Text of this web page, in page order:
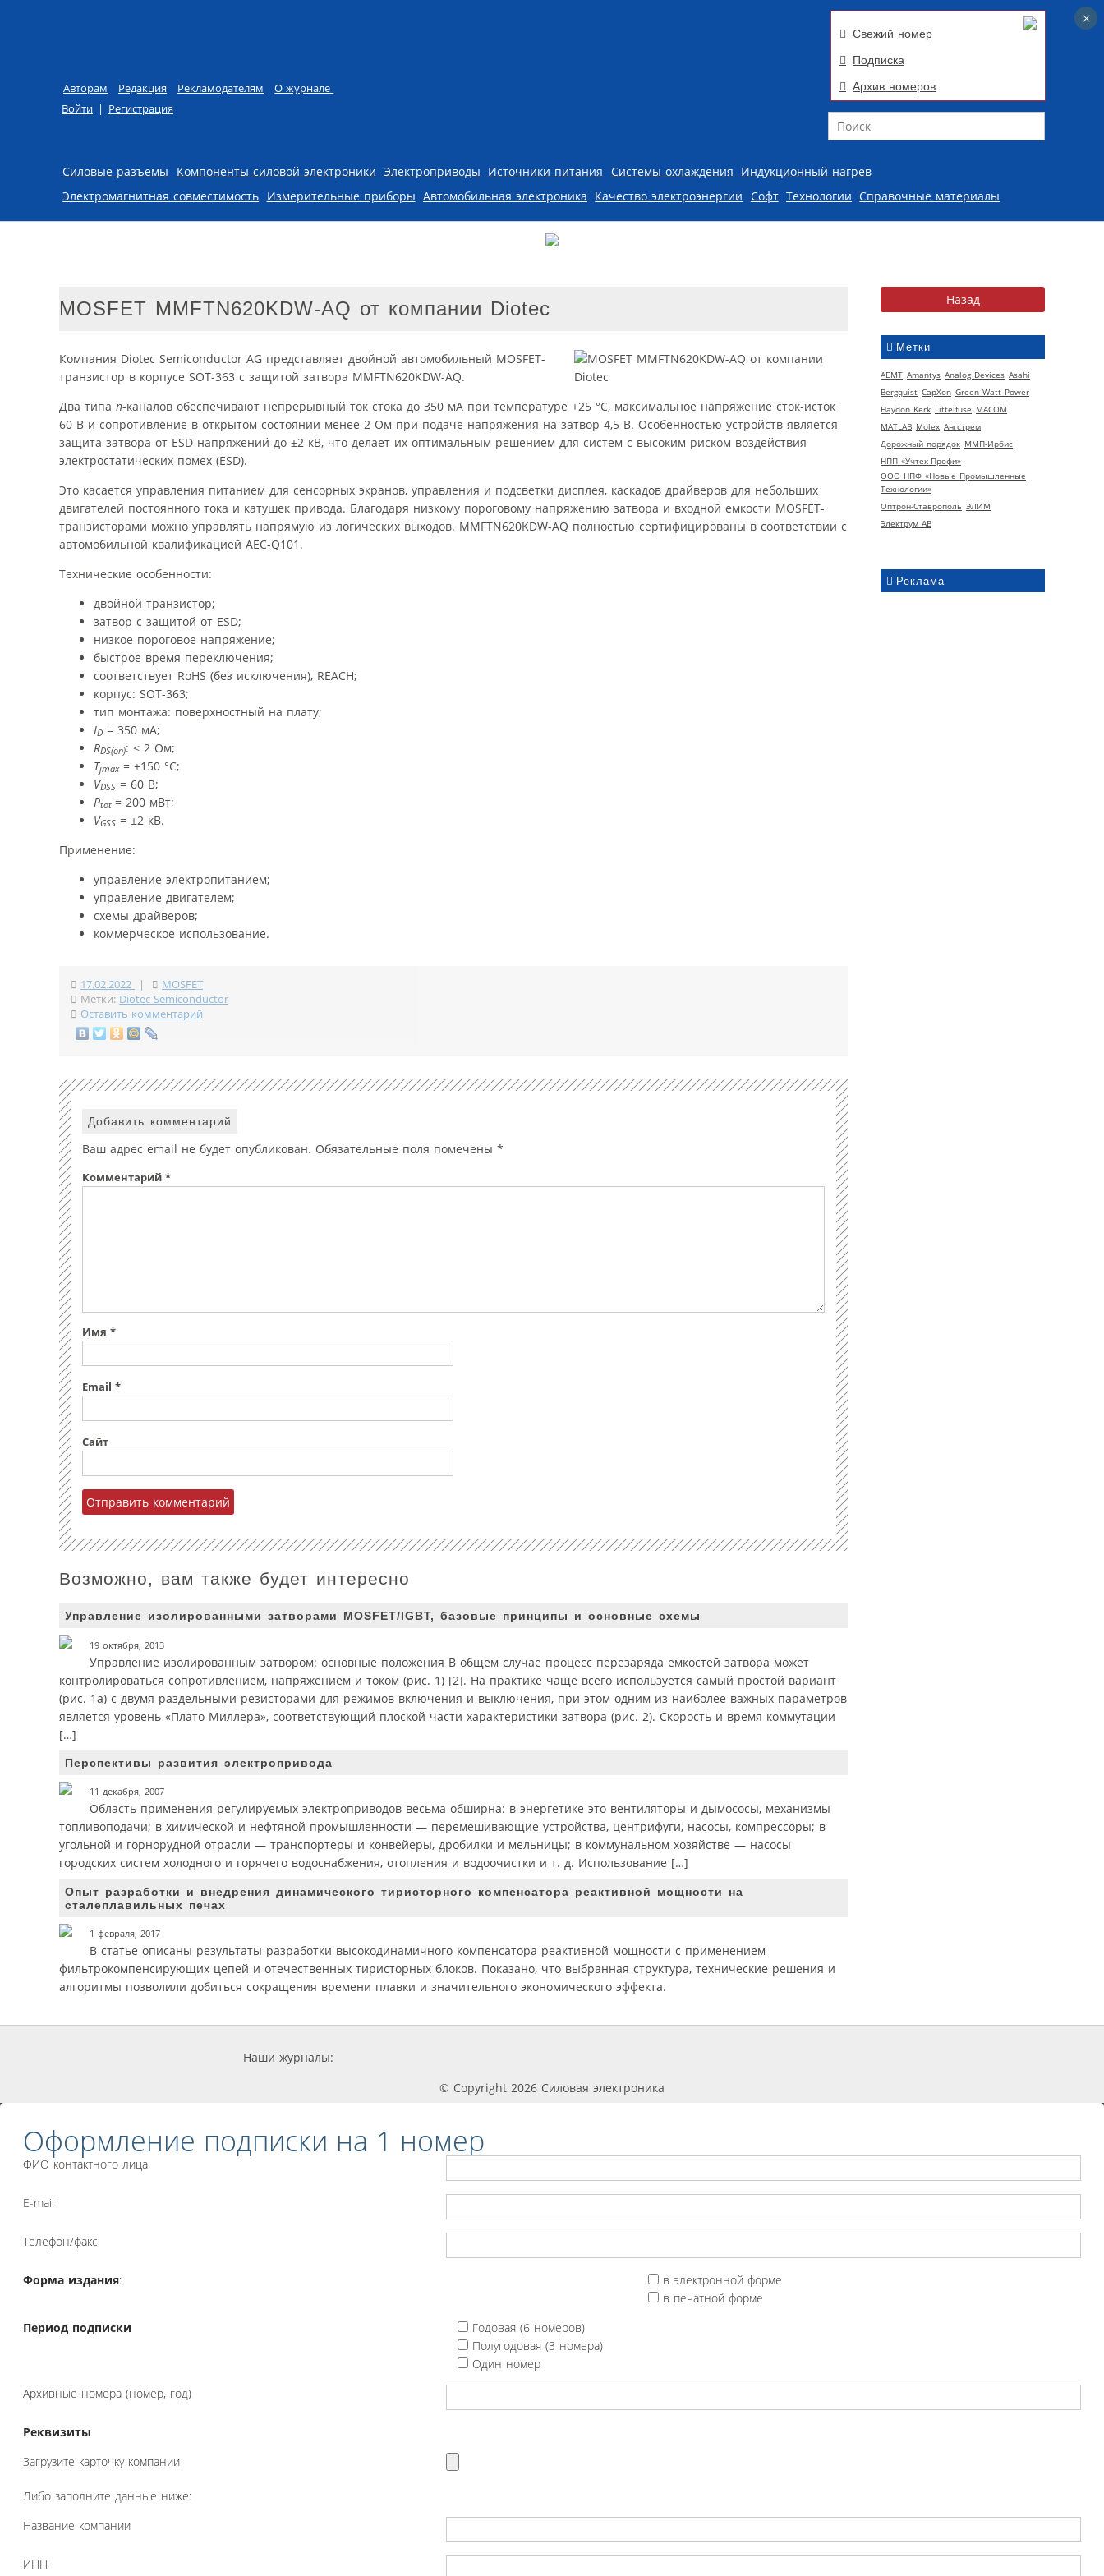
Авторам Редакция Рекламодателям
О журнале
Войти | Регистрация
Свежий номер
Подписка
Архив номеров
Поиск
Skip to content
Силовые разъемы Компоненты силовой электроники Электроприводы Источники питания Системы охлаждения Индукционный нагрев
Электромагнитная совместимость Измерительные приборы Автомобильная электроника Качество электроэнергии Софт Технологии Справочные материалы
Метки
AEMT Amantys Analog Devices Asahi
Bergquist CapXon Green Watt Power
Haydon Kerk Littelfuse MACOM
MATLAB Molex Ангстрем
Дорожный порядок ММП-Ирбис
НПП «Учтех-Профи»
ООО НПФ «Новые Промышленные
Технологии»
Оптрон-Ставрополь ЭЛИМ
Электрум АВ
Реклама
MOSFET MMFTN620KDW-AQ от компании Diotec
Компания Diotec Semiconductor AG представляет двойной автомобильный MOSFET-
транзистор в корпусе SOT-363 с защитой затвора MMFTN620KDW-AQ.
Два типа n-каналов обеспечивают непрерывный ток стока до 350 мА при температуре +25 °C, максимальное напряжение сток-исток
60 В и сопротивление в открытом состоянии менее 2 Ом при подаче напряжения на затвор 4,5 В. Особенностью устройств является
защита затвора от ESD-напряжений до ±2 кВ, что делает их оптимальным решением для систем с высоким риском воздействия
электростатических помех (ESD).
Это касается управления питанием для сенсорных экранов, управления и подсветки дисплея, каскадов драйверов для небольших
двигателей постоянного тока и катушек привода. Благодаря низкому пороговому напряжению затвора и входной емкости MOSFET-
транзисторами можно управлять напрямую из логических выходов. MMFTN620KDW-AQ полностью сертифицированы в соответствии с
автомобильной квалификацией AEC-Q101.
Технические особенности:
двойной транзистор;
затвор с защитой от ESD;
низкое пороговое напряжение;
быстрое время переключения;
соответствует RoHS (без исключения), REACH;
корпус: SOT-363;
тип монтажа: поверхностный на плату;
ID = 350 мА;
RDS(on): < 2 Ом;
Tjmax= +150 °С;
VDSS = 60 В;
Ptot = 200 мВт;
VGSS = ±2 кВ.
Применение:
управление электропитанием;
управление двигателем;
схемы драйверов;
коммерческое использование.
17.02.2022 |
MOSFET
Метки: Diotec Semiconductor
Оставить комментарий
Добавить комментарий
Ваш адрес email не будет опубликован. Обязательные поля помечены *
Комментарий *
Имя *
Email *
Сайт
Возможно, вам также будет интересно
Управление изолированными затворами MOSFET/IGBT, базовые принципы и основные схемы
19 октября, 2013
Управление изолированным затвором: основные положения В общем случае процесс перезаряда емкостей затвора может
контролироваться сопротивлением, напряжением и током (рис. 1) [2]. На практике чаще всего используется самый простой вариант
(рис. 1а) с двумя раздельными резисторами для режимов включения и выключения, при этом одним из наиболее важных параметров
является уровень «Плато Миллера», соответствующий плоской части характеристики затвора (рис. 2). Скорость и время коммутации
[…]
Перспективы развития электропривода
11 декабря, 2007
Область применения регулируемых электроприводов весьма обширна: в энергетике это вентиляторы и дымососы, механизмы
топливоподачи; в химической и нефтяной промышленности — перемешивающие устройства, центрифуги, насосы, компрессоры; в
угольной и горнорудной отрасли — транспортеры и конвейеры, дробилки и мельницы; в коммунальном хозяйстве — насосы
городских систем холодного и горячего водоснабжения, отопления и водоочистки и т. д. Использование […]
Опыт разработки и внедрения динамического тиристорного компенсатора реактивной мощности на
сталеплавильных печах
1 февраля, 2017
В статье описаны результаты разработки высокодинамичного компенсатора реактивной мощности с применением
фильтрокомпенсирующих цепей и отечественных тиристорных блоков. Показано, что выбранная структура, технические решения и
алгоритмы позволили добиться сокращения времени плавки и значительного экономического эффекта.
Наши журналы:
© Copyright 2026 Силовая электроника
Оформление подписки на 1 номер
ФИО контактного лица
E-mail
Телефон/факс
Форма издания:
в электронной форме
в печатной форме
Период подписки
Годовая (6 номеров)
Полугодовая (3 номера)
Один номер
Архивные номера (номер, год)
Реквизиты
Загрузите карточку компании
Либо заполните данные ниже:
Название компании
ИНН
×
×